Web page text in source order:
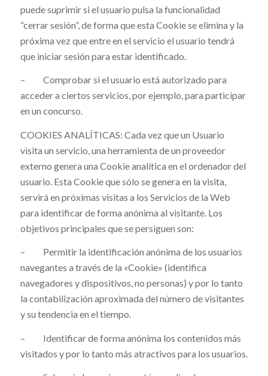
puede suprimir si el usuario pulsa la funcionalidad
“cerrar sesión”, de forma que esta Cookie se elimina y la
próxima vez que entre en el servicio el usuario tendrá
que iniciar sesión para estar identificado.
– Comprobar si el usuario está autorizado para
acceder a ciertos servicios, por ejemplo, para participar
en un concurso.
COOKIES ANALÍTICAS: Cada vez que un Usuario
visita un servicio, una herramienta de un proveedor
externo genera una Cookie analítica en el ordenador del
usuario. Esta Cookie que sólo se genera en la visita,
servirá en próximas visitas a los Servicios de la Web
para identificar de forma anónima al visitante. Los
objetivos principales que se persiguen son:
– Permitir la identificación anónima de los usuarios
navegantes a través de la «Cookie» (identifica
navegadores y dispositivos, no personas) y por lo tanto
la contabilización aproximada del número de visitantes
y su tendencia en el tiempo.
– Identificar de forma anónima los contenidos más
visitados y por lo tanto más atractivos para los usuarios.